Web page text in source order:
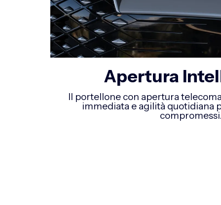
Apertura
Il portellone con apertura
immediata e agilità quotidiana